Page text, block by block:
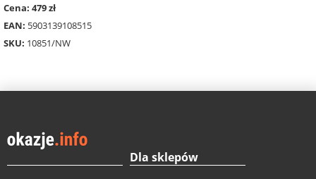
Cena: 479 zł
EAN: 5903139108515
SKU: 10851/NW
Dla sklepów